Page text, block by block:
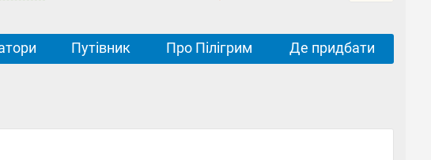
Путівник Про Пілігрим Де придбати